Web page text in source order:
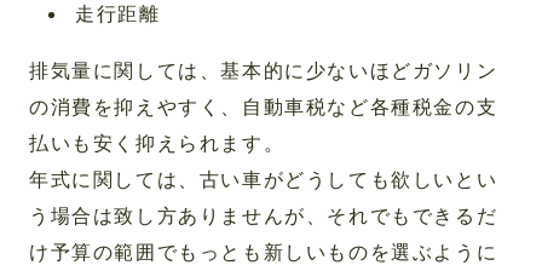
走行距離
排気量に関しては、基本的に少ないほどガソリン
の消費を抑えやすく、自動車税など各種税金の支
払いも安く抑えられます。
年式に関しては、古い車がどうしても欲しいとい
う場合は致し方ありませんが、それでもできるだ
け予算の範囲でもっとも新しいものを選ぶように